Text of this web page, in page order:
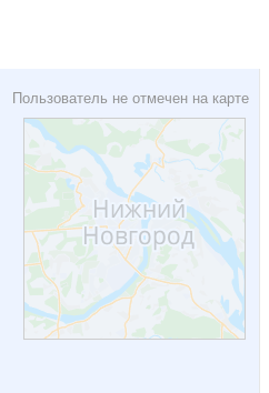
Пользователь не отмечен на карте